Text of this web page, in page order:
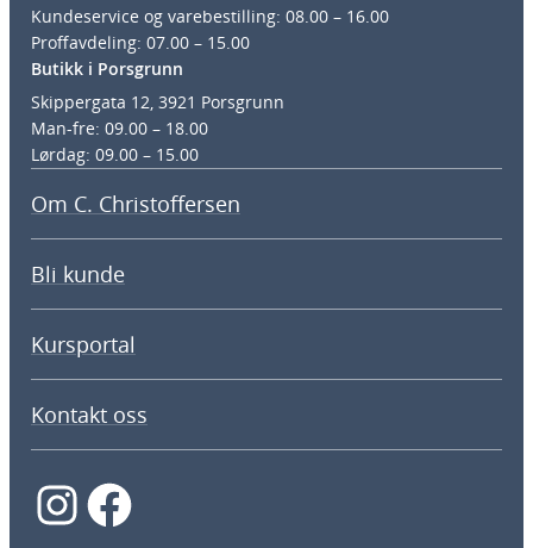
Kundeservice og varebestilling: 08.00 – 16.00
Proffavdeling: 07.00 – 15.00
Butikk i Porsgrunn
Skippergata 12, 3921 Porsgrunn
Man-fre: 09.00 – 18.00
Lørdag: 09.00 – 15.00
Om C. Christoffersen
Bli kunde
Kursportal
Kontakt oss
InstagramFacebook